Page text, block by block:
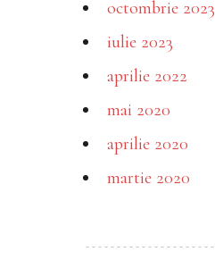
octombrie 2023
iulie 2023
aprilie 2022
mai 2020
aprilie 2020
martie 2020